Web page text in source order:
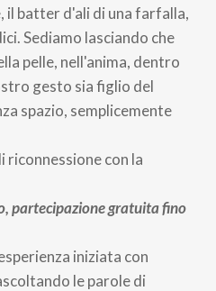
il batter d'ali di una farfalla,
Sediamo lasciando che
pelle, nell'anima, dentro
gesto sia figlio del
spazio, semplicemente
riconnessione con la
partecipazione gratuita fino
iniziata con
le parole di